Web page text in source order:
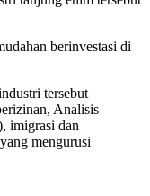
berinvestasi di
tersebut
Analisis
imigrasi dan
mengurusi